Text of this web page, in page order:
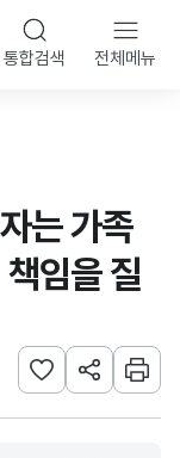
통합검색 전체메뉴
는 가족
임을 질
관심사 등록하기
URL 공유하
인쇄